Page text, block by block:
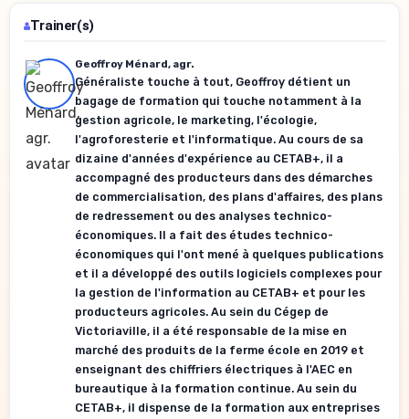
Trainer(s)
Geoffroy Ménard, agr.
Généraliste touche à tout, Geoffroy détient un
bagage de formation qui touche notamment à la
gestion agricole, le marketing, l'écologie,
l'agroforesterie et l'informatique. Au cours de sa
dizaine d'années d'expérience au CETAB+, il a
accompagné des producteurs dans des démarches
de commercialisation, des plans d'affaires, des plans
de redressement ou des analyses technico-
économiques. Il a fait des études technico-
économiques qui l'ont mené à quelques publications
et il a développé des outils logiciels complexes pour
la gestion de l'information au CETAB+ et pour les
producteurs agricoles. Au sein du Cégep de
Victoriaville, il a été responsable de la mise en
marché des produits de la ferme école en 2019 et
enseignant des chiffriers électriques à l'AEC en
bureautique à la formation continue. Au sein du
CETAB+, il dispense de la formation aux entreprises